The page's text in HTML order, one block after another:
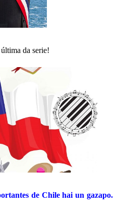
da serie!
de Chile hai un gazapo.